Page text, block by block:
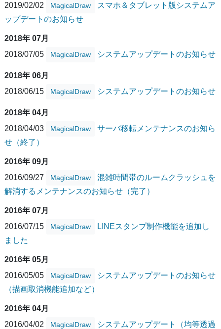
2019/02/02
MagicalDraw
スマホ＆タブレット版システムア
ップデートのお知らせ
2018年 07月
2018/07/05
MagicalDraw システムアップデートのお知らせ
2018年 06月
2018/06/15
MagicalDraw システムアップデートのお知らせ
2018年 04月
2018/04/03
MagicalDraw
サーバ移転メンテナンスのお知ら
せ（終了）
2016年 09月
2016/09/27
MagicalDraw
混雑時間帯のルームクラッシュを
解消するメンテナンスのお知らせ（完了）
2016年 07月
2016/07/15
MagicalDraw
LINEスタンプ制作機能を追加し
ました
2016年 05月
2016/05/05
MagicalDraw
システムアップデートのお知らせ
（描画取消機能追加など）
2016年 04月
2016/04/02
MagicalDraw
システムアップデート（均等透過